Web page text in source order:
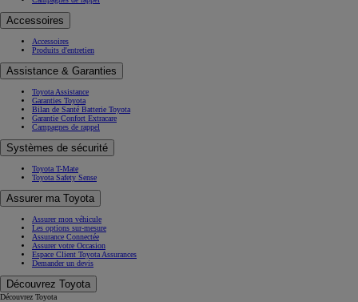
Accessoires
Accessoires
Produits d'entretien
Assistance & Garanties
Toyota Assistance
Garanties Toyota
Bilan de Santé Batterie Toyota
Garantie Confort Extracare
Campagnes de rappel
Systèmes de sécurité
Toyota T-Mate
Toyota Safety Sense
Assurer ma Toyota
Assurer mon véhicule
Les options sur-mesure
Assurance Connectée
Assurer votre Occasion
Espace Client Toyota Assurances
Demander un devis
Découvrez Toyota
Découvrez Toyota